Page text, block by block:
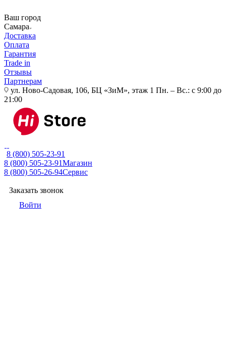
Ваш город
Самара
Доставка
Оплата
Гарантия
Trade in
Отзывы
Партнерам
ул. Ново-Садовая, 106, БЦ «ЗиМ», этаж 1 Пн. – Вс.: с 9:00 до
21:00
8 (800) 505-23-91
8 (800) 505-23-91Магазин
8 (800) 505-26-94Сервис
Заказать звонок
Войти